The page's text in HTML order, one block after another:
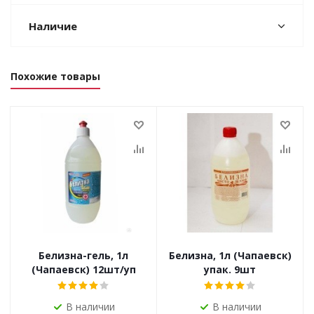
Наличие
Похожие товары
Белизна-гель, 1л
(Чапаевск) 12шт/уп
В наличии
Белизна, 1л (Чапаевск)
упак. 9шт
В наличии